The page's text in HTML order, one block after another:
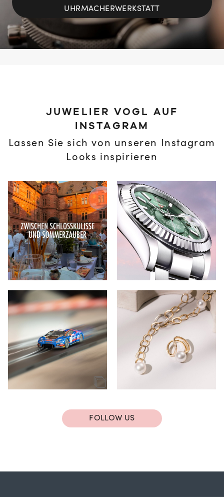
UHRMACHERWERKSTATT
JUWELIER VOGL AUF
INSTAGRAM
Lassen Sie sich von unseren Instagram
Looks inspirieren
FOLLOW US